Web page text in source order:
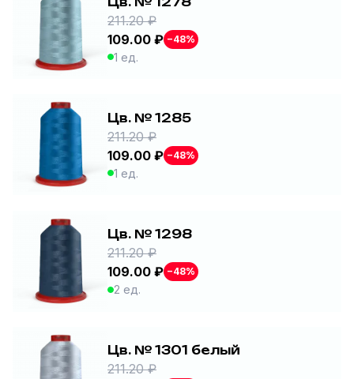
211.20 ₽
109.00 ₽ −48%
1 ед.
Цв. № 1285
211.20 ₽
109.00 ₽ −48%
1 ед.
Цв. № 1298
211.20 ₽
109.00 ₽ −48%
2 ед.
Цв. № 1301 белый
211.20 ₽